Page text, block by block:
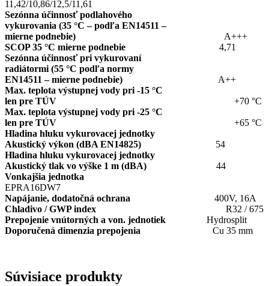
11,42/10,86/12,5/11,61
Sezónna účinnosť podlahového
vykurovania (35 °C – podľa EN14511 –
mierne podnebie)
A+++
SCOP 35 °C mierne podnebie
4,71
Sezónna účinnosť pri vykurovaní
radiátormi (55 °C podľa normy
EN14511 – mierne podnebie)
A++
Max. teplota výstupnej vody pri -15 °C
len pre TÚV +70 °C
Max. teplota výstupnej vody pri -25 °C
len pre TÚV +65 °C
Hladina hluku vykurovacej jednotky
Akustický výkon (dBA EN14825)
54
Hladina hluku vykurovacej jednotky
Akustický tlak vo výške 1 m (dBA) 44
Vonkajšia jednotka
EPRA16DW7
Napájanie, dodatočná ochrana 400V, 16A
Chladivo / GWP index
R32 / 675
Prepojenie vnútorných a von. jednotiek Hydrosplit
Doporučená dimenzia prepojenia
Cu 35 mm
Súvisiace produkty